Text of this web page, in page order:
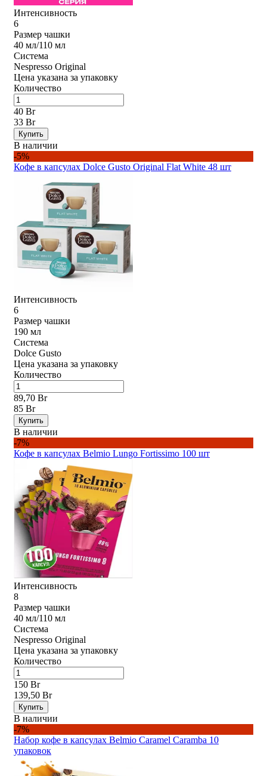
Интенсивность
6
Размер чашки
40 мл/110 мл
Система
Nespresso Original
Цена указана за упаковку
Количество
40 Br
33 Br
Купить
В наличии
-5%
Кофе в капсулах Dolce Gusto Original Flat White 48 шт
Интенсивность
6
Размер чашки
190 мл
Система
Dolce Gusto
Цена указана за упаковку
Количество
89,70 Br
85 Br
Купить
В наличии
-7%
Кофе в капсулах Belmio Lungo Fortissimo 100 шт
Интенсивность
8
Размер чашки
40 мл/110 мл
Система
Nespresso Original
Цена указана за упаковку
Количество
150 Br
139,50 Br
Купить
В наличии
-7%
Набор кофе в капсулах Belmio Caramel Caramba 10
упаковок